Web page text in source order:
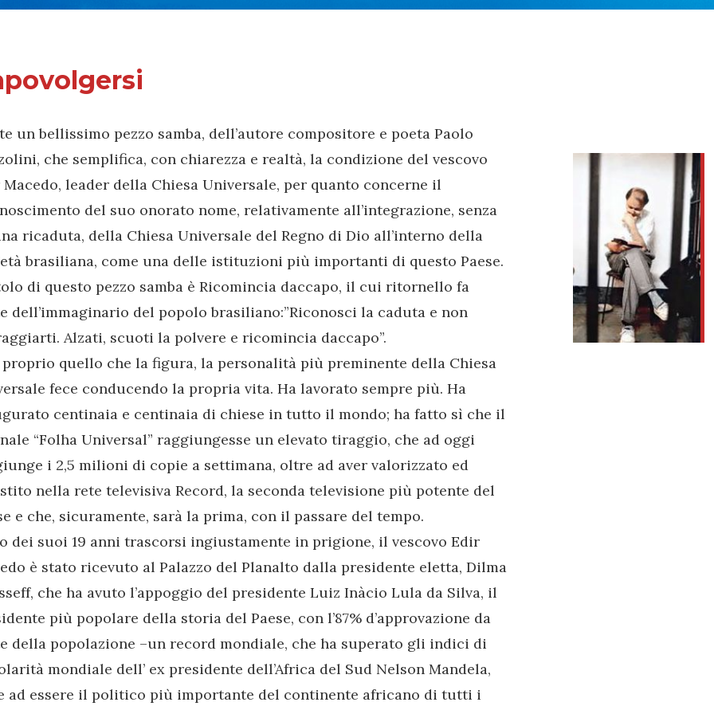
un bellissimo pezzo samba, dell’autore compositore e poeta Paolo
che semplifica, con chiarezza e realtà, la condizione del vescovo
leader della Chiesa Universale, per quanto concerne il
del suo onorato nome, relativamente all’integrazione, senza
ricaduta, della Chiesa Universale del Regno di Dio all’interno della
brasiliana, come una delle istituzioni più importanti di questo Paese.
di questo pezzo samba è Ricomincia daccapo, il cui ritornello fa
dell’immaginario del popolo brasiliano:”Riconosci la caduta e non
Alzati, scuoti la polvere e ricomincia daccapo”.
proprio quello che la figura, la personalità più preminente della Chiesa
fece conducendo la propria vita. Ha lavorato sempre più. Ha
centinaia e centinaia di chiese in tutto il mondo; ha fatto sì che il
“Folha Universal” raggiungesse un elevato tiraggio, che ad oggi
i 2,5 milioni di copie a settimana, oltre ad aver valorizzato ed
nella rete televisiva Record, la seconda televisione più potente del
e che, sicuramente, sarà la prima, con il passare del tempo.
dei suoi 19 anni trascorsi ingiustamente in prigione, il vescovo Edir
è stato ricevuto al Palazzo del Planalto dalla presidente eletta, Dilma
che ha avuto l’appoggio del presidente Luiz Inàcio Lula da Silva, il
più popolare della storia del Paese, con l’87% d’approvazione da
della popolazione –un record mondiale, che ha superato gli indici di
mondiale dell’ ex presidente dell’Africa del Sud Nelson Mandela,
ad essere il politico più importante del continente africano di tutti i